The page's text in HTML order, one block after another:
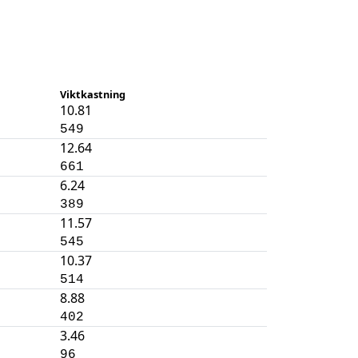
Viktkastning
10.81
549
12.64
661
6.24
389
11.57
545
10.37
514
8.88
402
3.46
96